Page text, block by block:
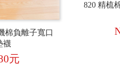
棉負離子寬口
襪
元
820 精梳